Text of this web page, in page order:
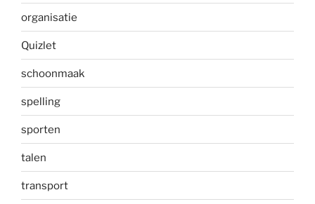
organisatie
Quizlet
schoonmaak
spelling
sporten
talen
transport